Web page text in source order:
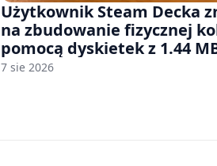
Użytkownik Steam Decka
na zbudowanie fizycznej
pomocą dyskietek z 1.44
7 sie 2026